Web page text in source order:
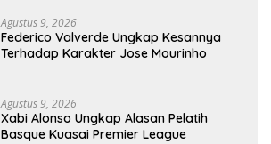
Agustus 9, 2026
Federico Valverde Ungkap Kesannya
Terhadap Karakter Jose Mourinho
Agustus 9, 2026
Xabi Alonso Ungkap Alasan Pelatih
Basque Kuasai Premier League